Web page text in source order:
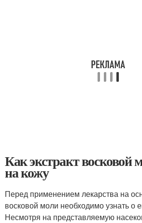
Как экстракт восковой
на кожу
Перед применением лекарства на
восковой моли необходимо узнать о
Несмотря на представляемую